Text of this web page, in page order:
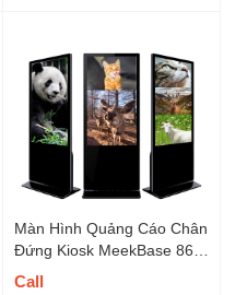
Màn Hình Quảng Cáo Chân
Đứng Kiosk MeekBase 86
inch - M86FS
Call